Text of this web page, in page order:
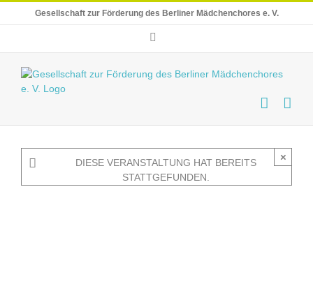
Gesellschaft zur Förderung des Berliner Mädchenchores e. V.
DIESE VERANSTALTUNG HAT BEREITS
STATTGEFUNDEN.
×